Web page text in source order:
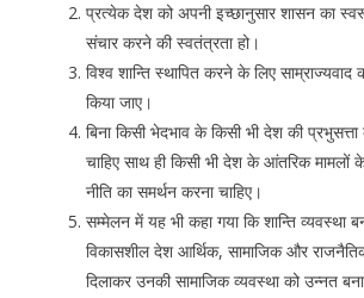
प्रत्येक देश को अपनी इच्छानुसार शासन का
संचार करने की स्वतंत्रता हो।
विश्व शान्ति स्थापित करने के लिए साम्राज्यवाद
किया जाए।
बिना किसी भेदभाव के किसी भी देश की प्रभुसत्ता
चाहिए साथ ही किसी भी देश के आंतरिक मामलों
नीति का समर्थन करना चाहिए।
सम्मेलन में यह भी कहा गया कि शान्ति व्यवस्था
विकासशील देश आर्थिक, सामाजिक और
दिलाकर उनकी सामाजिक व्यवस्था को उन्नत